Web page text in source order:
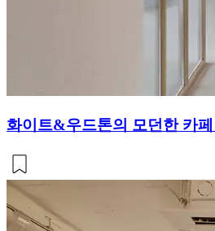
화이트&우드톤의 모던한 카페